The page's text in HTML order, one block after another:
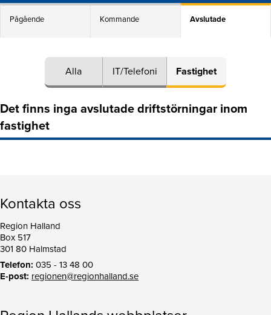
Pågående Kommande Avslutade
Alla IT/Telefoni Fastighet
Det finns inga avslutade driftstörningar inom
fastighet
Kontakta oss
Region Halland
Box 517
301 80 Halmstad
Telefon: 035 - 13 48 00
E-post: regionen@regionhalland.se